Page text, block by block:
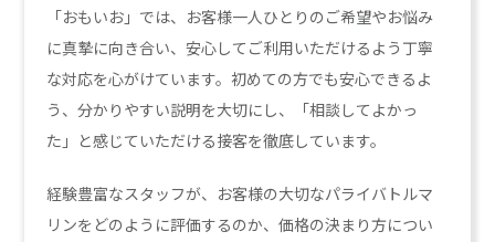
「おもいお」では、お客様一人ひとりのご希望やお悩み
に真摯に向き合い、安心してご利用いただけるよう丁寧
な対応を心がけています。初めての方でも安心できるよ
う、分かりやすい説明を大切にし、「相談してよかっ
た」と感じていただける接客を徹底しています。
経験豊富なスタッフが、お客様の大切なパライバトルマ
リンをどのように評価するのか、価格の決まり方につい